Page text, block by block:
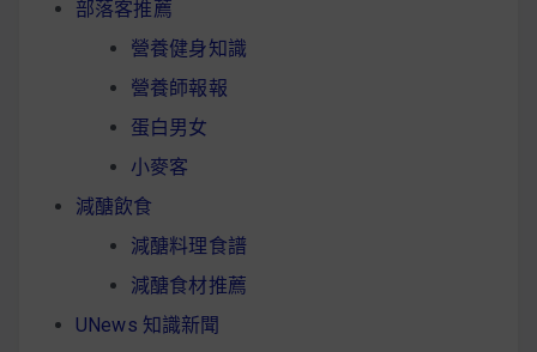
部落客推薦
營養健身知識
營養師報報
蛋白男女
小麥客
減醣飲食
減醣料理食譜
減醣食材推薦
UNews 知識新聞